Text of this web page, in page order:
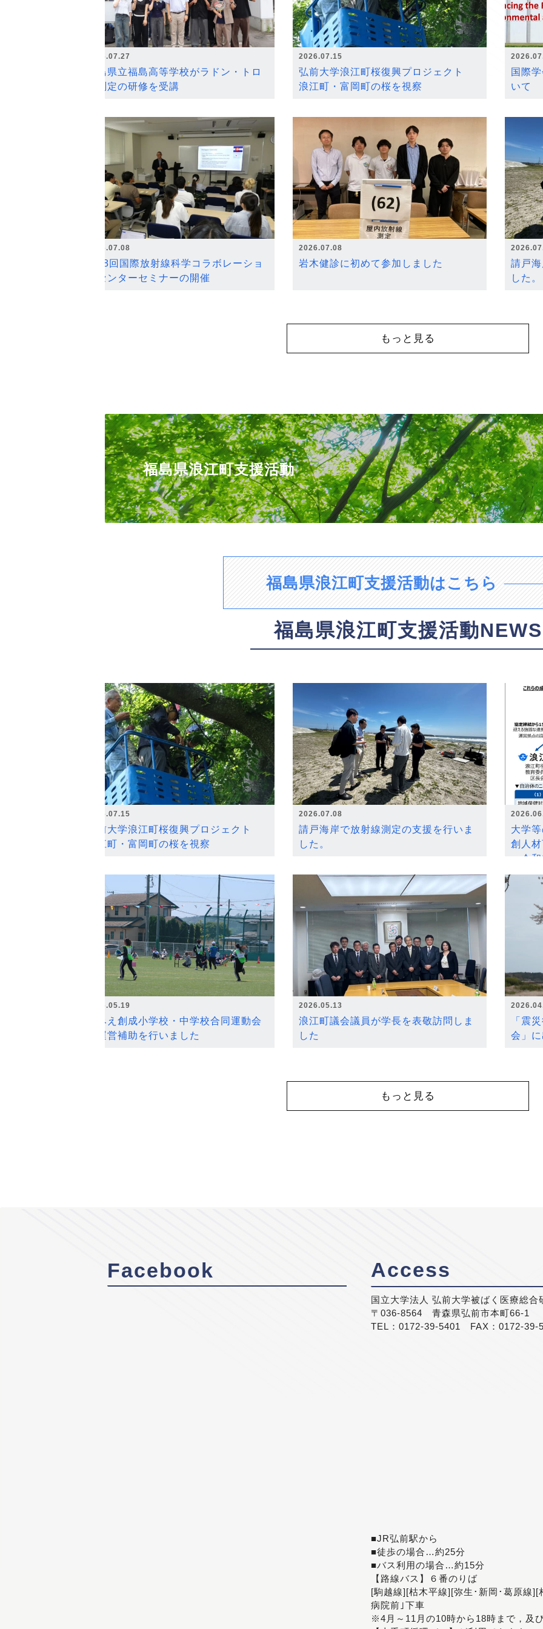
2026.07.27
福島県立福島高等学校がラドン・トロ
ン測定の研修を受講
2026.07.15
弘前大学浪江町桜復興プロジェクト
浪江町・富岡町の桜を視察
国際
いて
2026.07.08
第18回国際放射線科学コラボレーショ
ンセンターセミナーの開催
2026.07.08
岩木健診に初めて参加しました
請戸
した。
もっと見る
福島県浪江町支援活動
福島県浪江町支援活動はこちら
福島県浪江町支援活動NEWS
2026.07.15
弘前大学浪江町桜復興プロジェクト
浪江町・富岡町の桜を視察
2026.07.08
請戸海岸で放射線測定の支援を行いま
した。
大学
創人
～令
2026.05.19
なみえ創成小学校・中学校合同運動会
の運営補助を行いました
2026.05.13
浪江町議会議員が学長を表敬訪問しま
した
「震
会」
もっと見る
Facebook Access
国立大学法人 弘前大学被ばく医療総合
〒036-8564 青森県弘前市本町66-1
TEL：0172-39-5401 FAX：0172-39-
■JR弘前駅から
■徒歩の場合…約25分
■バス利用の場合…約15分
【路線バス】６番のりば
[駒越線][枯木平線][弥生･新岡･葛原線
病院前｣下車
※4月～11月の10時から18時まで，及